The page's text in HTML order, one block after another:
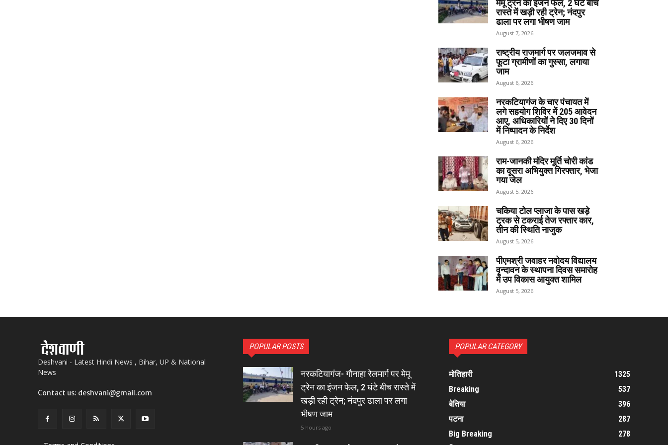
मेमू ट्रेन का इंजन फेल, 2 घंटे बीच
रास्ते में खड़ी रही ट्रेन; नंदपुर
ढाला पर लगा भीषण जाम
August 7, 2026
राष्ट्रीय राजमार्ग पर जलजमाव से
फूटा ग्रामीणों का गुस्सा, लगाया
जाम
August 6, 2026
नरकटियागंज के चार पंचायत में
लगे सहयोग शिविर में 205 आवेदन
आए, अधिकारियों ने दिए 30 दिनों
में निष्पादन के निर्देश
August 6, 2026
राम-जानकी मंदिर मूर्ति चोरी कांड
का दूसरा अभियुक्त गिरफ्तार, भेजा
गया जेल
August 5, 2026
चकिया टोल प्लाजा के पास खड़े
ट्रक से टकराई तेज रफ्तार कार,
तीन की स्थिति नाजुक
August 5, 2026
पीएमश्री जवाहर नवोदय विद्यालय
वृन्दावन के स्थापना दिवस समारोह
में उप विकास आयुक्त शामिल
August 5, 2026
Deshvani - Latest Hindi News , Bihar, UP & National
News
Contact us: deshvani@gmail.com
POPULAR POSTS
नरकटियागंज- गौनाहा रेलमार्ग पर मेमू
ट्रेन का इंजन फेल, 2 घंटे बीच रास्ते में
खड़ी रही ट्रेन; नंदपुर ढाला पर लगा
भीषण जाम
5 hours ago
POPULAR CATEGORY
मोतिहारी
1325
Breaking
537
बेतिया
396
पटना
287
Big Breaking
278